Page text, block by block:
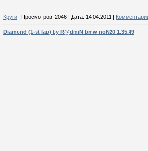
Круги Просмотров: 2046 Дата: 14.04.2011
Diamond (1-st lap) by R@dmiN bmw noN20 1.35.49